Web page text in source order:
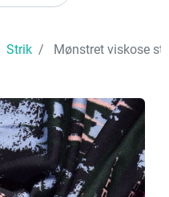
Strik Mønstret viskose